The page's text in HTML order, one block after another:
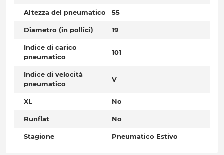
Altezza del pneumatico 55
Diametro (in pollici) 19
Indice di carico
pneumatico
101
Indice di velocità
pneumatico
V
XL No
Runflat No
Stagione Pneumatico Estivo